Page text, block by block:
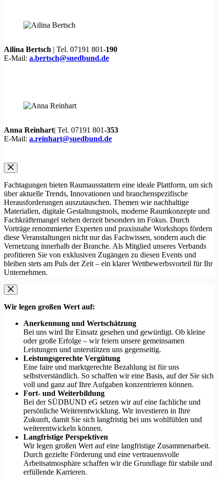
Ailina Bertsch | Tel. 07191 801-190
E-Mail: a.bertsch@suedbund.de
Anna Reinhart| Tel. 07191 801-353
E-Mail: a.reinhart@suedbund.de
Fachtagungen bieten Raumausstattern eine ideale Plattform, um sich
über aktuelle Trends, Innovationen und branchenspezifische
Herausforderungen auszutauschen. Themen wie nachhaltige
Materialien, digitale Gestaltungstools, moderne Raumkonzepte und
Fachkräftemangel stehen derzeit besonders im Fokus. Durch
Vorträge renommierter Experten und praxisnahe Workshops fördern
diese Veranstaltungen nicht nur das Fachwissen, sondern auch die
Vernetzung innerhalb der Branche. Als Mitglied unseres Verbands
profitieren Sie von exklusiven Zugängen zu diesen Events und
bleiben stets am Puls der Zeit – ein klarer Wettbewerbsvorteil für Ihr
Unternehmen.
Wir legen großen Wert auf:
Anerkennung und Wertschätzung
Bei uns wird Ihr Einsatz gesehen und gewürdigt. Ob kleine
oder große Erfolge – wir feiern unsere gemeinsamen
Leistungen und unterstützen uns gegenseitig.
Leistungsgerechte Vergütung
Eine faire und marktgerechte Bezahlung ist für uns
selbstverständlich. So schaffen wir eine Basis, auf der Sie sich
voll und ganz auf Ihre Aufgaben konzentrieren können.
Fort- und Weiterbildung
Bei der SÜDBUND eG setzen wir auf eine fachliche und
persönliche Weiterentwicklung. Wir investieren in Ihre
Zukunft, damit Sie sich langfristig bei uns wohlfühlen und
weiterentwickeln können.
Langfristige Perspektiven
Wir legen großen Wert auf eine langfristige Zusammenarbeit.
Durch gezielte Förderung und eine vertrauensvolle
Arbeitsatmosphäre schaffen wir die Grundlage für stabile und
erfüllende Karrieren.